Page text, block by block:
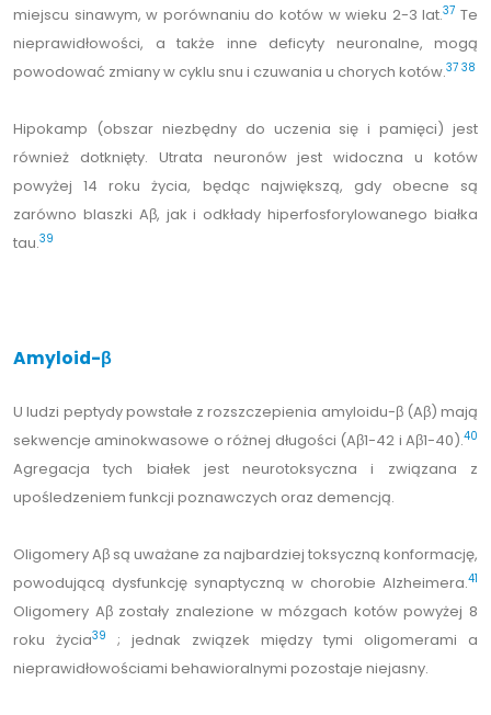
miejscu sinawym, w porównaniu do kotów w wieku 2-3 lat.37 Te
nieprawidłowości, a także inne deficyty neuronalne, mogą
powodować zmiany w cyklu snu i czuwania u chorych kotów.37 38
Hipokamp (obszar niezbędny do uczenia się i pamięci) jest
również dotknięty. Utrata neuronów jest widoczna u kotów
powyżej 14 roku życia, będąc największą, gdy obecne są
zarówno blaszki Aβ, jak i odkłady hiperfosforylowanego białka
tau.39
Amyloid-β
U ludzi peptydy powstałe z rozszczepienia amyloidu-β (Aβ) mają
sekwencje aminokwasowe o różnej długości (Aβ1-42 i Aβ1-40).40
Agregacja tych białek jest neurotoksyczna i związana z
upośledzeniem funkcji poznawczych oraz demencją.
Oligomery Aβ są uważane za najbardziej toksyczną konformację,
powodującą dysfunkcję synaptyczną w chorobie Alzheimera.41
Oligomery Aβ zostały znalezione w mózgach kotów powyżej 8
roku życia39
; jednak związek między tymi oligomerami a
nieprawidłowościami behawioralnymi pozostaje niejasny.